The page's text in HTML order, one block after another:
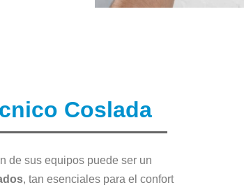
Coslada
de sus equipos puede ser un
, tan esenciales para el confort